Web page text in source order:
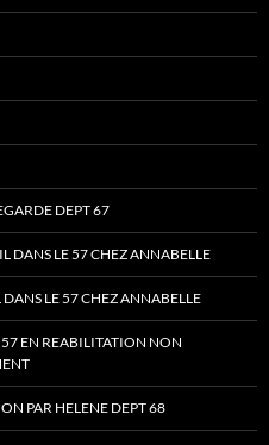
DEPT 67
DANS LE 57 CHEZ ANNABELLE
LE 57 CHEZ ANNABELLE
EN REABILITATION NON
PAR HELENE DEPT 68